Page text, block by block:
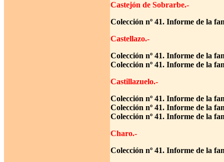
Castejón de Sobrarbe.-
Colección nº 41. Informe de la
Castellazo.-
Colección nº 41. Informe de la
Colección nº 41. Informe de la
Castillazuelo.-
Colección nº 41. Informe de la
Colección nº 41. Informe de la
Colección nº 41. Informe de la
Charo.-
Colección nº 41. Informe de la